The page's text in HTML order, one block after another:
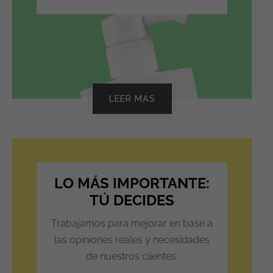
LEER MÁS
LO MÁS IMPORTANTE:
TÚ DECIDES
Trabajamos para mejorar en base a
las opiniones reales y necesidades
de nuestros clientes.